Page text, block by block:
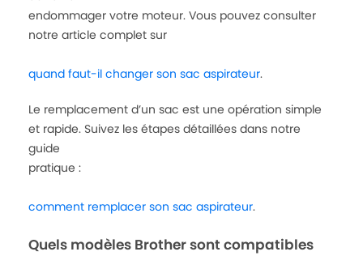
endommager votre moteur. Vous pouvez consulter
notre article complet sur
quand faut-il changer son sac aspirateur.
Le remplacement d’un sac est une opération simple
et rapide. Suivez les étapes détaillées dans notre
guide
pratique :
comment remplacer son sac aspirateur.
Quels modèles Brother sont compatibles